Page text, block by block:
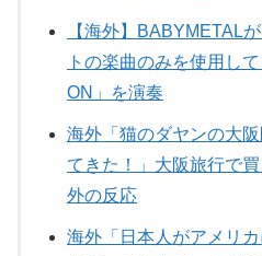
【海外】BABYMETAL
トの楽曲のみを使用し
ON」を演奏
海外「猫のダヤンの大
てきた！」大阪旅行で
外の反応
海外「日本人がアメリ